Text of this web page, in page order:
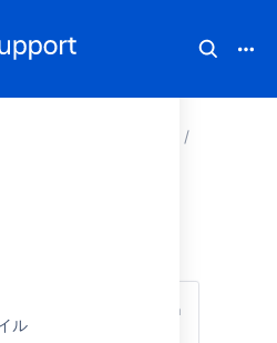
ル
クロ
Server と Data
す。マクロの詳細につ